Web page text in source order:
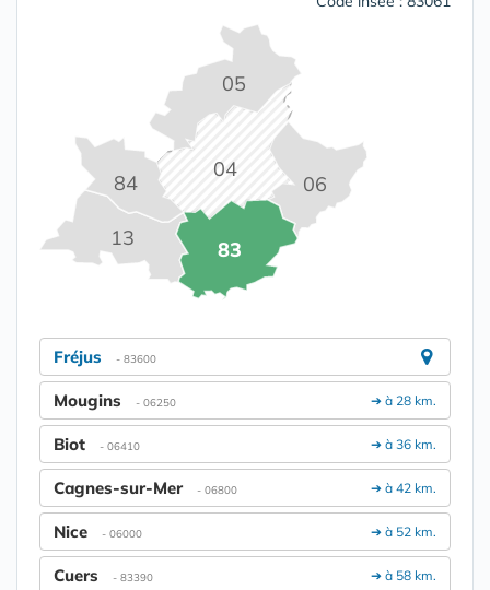
04
05
06
13 83
84
Fréjus - 83600
➔ à 28 km.
Mougins - 06250
➔ à 36 km.
Biot - 06410
➔ à 42 km.
Cagnes-sur-Mer - 06800
➔ à 52 km.
Nice - 06000
➔ à 58 km.
Cuers - 83390